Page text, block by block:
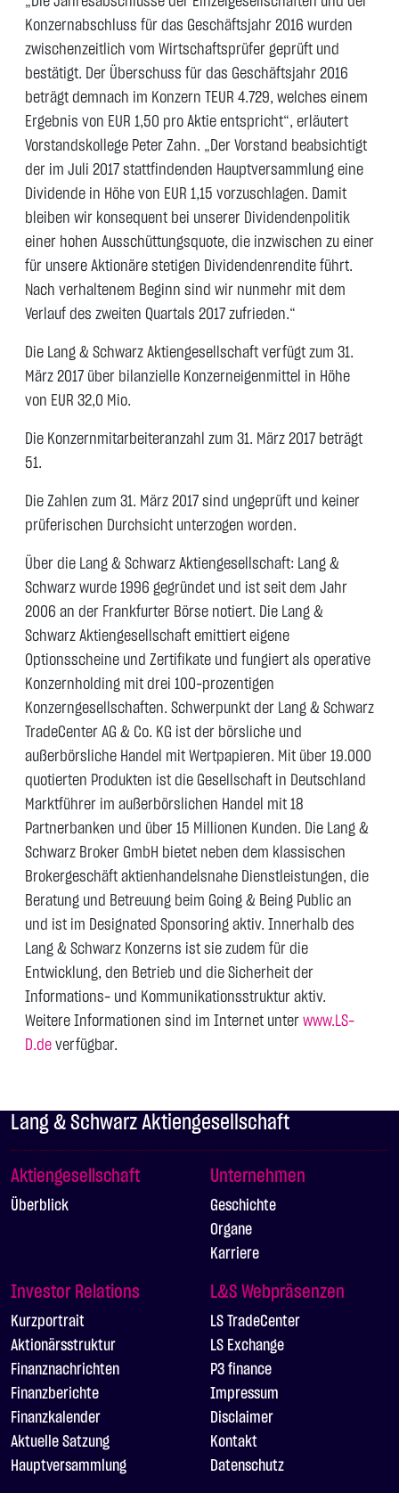
Konzernabschluss für das Geschäftsjahr 2016 wurden
zwischenzeitlich vom Wirtschaftsprüfer geprüft und
bestätigt. Der Überschuss für das Geschäftsjahr 2016
beträgt demnach im Konzern TEUR 4.729, welches einem
Ergebnis von EUR 1,50 pro Aktie entspricht“, erläutert
Vorstandskollege Peter Zahn. „Der Vorstand beabsichtigt
der im Juli 2017 stattfindenden Hauptversammlung eine
Dividende in Höhe von EUR 1,15 vorzuschlagen. Damit
bleiben wir konsequent bei unserer Dividendenpolitik
einer hohen Ausschüttungsquote, die inzwischen zu einer
für unsere Aktionäre stetigen Dividendenrendite führt.
Nach verhaltenem Beginn sind wir nunmehr mit dem
Verlauf des zweiten Quartals 2017 zufrieden.“
Die Lang & Schwarz Aktiengesellschaft verfügt zum 31.
März 2017 über bilanzielle Konzerneigenmittel in Höhe
von EUR 32,0 Mio.
Die Konzernmitarbeiteranzahl zum 31. März 2017 beträgt
51.
Die Zahlen zum 31. März 2017 sind ungeprüft und keiner
prüferischen Durchsicht unterzogen worden.
Über die Lang & Schwarz Aktiengesellschaft: Lang &
Schwarz wurde 1996 gegründet und ist seit dem Jahr
2006 an der Frankfurter Börse notiert. Die Lang &
Schwarz Aktiengesellschaft emittiert eigene
Optionsscheine und Zertifikate und fungiert als operative
Konzernholding mit drei 100-prozentigen
Konzerngesellschaften. Schwerpunkt der Lang & Schwarz
TradeCenter AG & Co. KG ist der börsliche und
außerbörsliche Handel mit Wertpapieren. Mit über 19.000
quotierten Produkten ist die Gesellschaft in Deutschland
Marktführer im außerbörslichen Handel mit 18
Partnerbanken und über 15 Millionen Kunden. Die Lang &
Schwarz Broker GmbH bietet neben dem klassischen
Brokergeschäft aktienhandelsnahe Dienstleistungen, die
Beratung und Betreuung beim Going & Being Public an
und ist im Designated Sponsoring aktiv. Innerhalb des
Lang & Schwarz Konzerns ist sie zudem für die
Entwicklung, den Betrieb und die Sicherheit der
Informations- und Kommunikationsstruktur aktiv.
Weitere Informationen sind im Internet unter www.LS-
D.de verfügbar.
Lang & Schwarz Aktiengesellschaft
Aktiengesellschaft
Überblick
Unternehmen
Geschichte
Organe
Karriere
Investor Relations
Kurzportrait
Aktionärsstruktur
Finanznachrichten
Finanzberichte
Finanzkalender
Aktuelle Satzung
Hauptversammlung
L&S Webpräsenzen
LS TradeCenter
LS Exchange
P3 finance
Impressum
Disclaimer
Kontakt
Datenschutz